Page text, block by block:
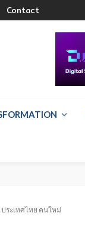
Contact
ระเทศไทย คนใหม่